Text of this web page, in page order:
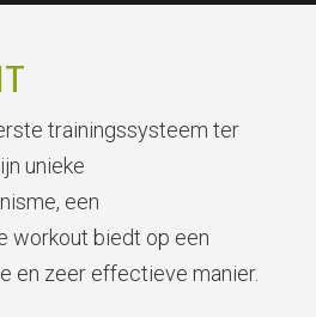
trainingssysteem ter
unieke
een
workout biedt op een
en zeer effectieve manier.